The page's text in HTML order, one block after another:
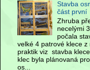
Stavba
část první
Zhruba
necelými
počala
velké 4 patrové klece z
praktik viz stavba
klec byla plánovaná
os...